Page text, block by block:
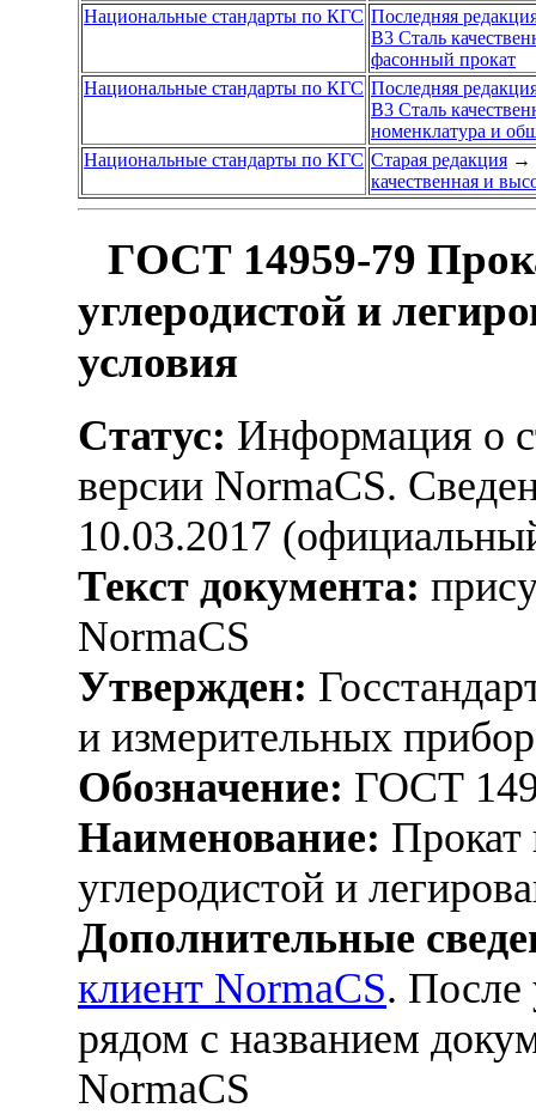
Национальные стандарты по КГС Последняя
В3 Сталь
фасонный прокат
Национальные стандарты по КГС Последняя
В3 Сталь
номенклатура и
Национальные стандарты по КГС Старая редакция →
качественная и
ГОСТ 14959-79
углеродистой и
условия
Статус: Информация о
версии NormaCS.
10.03.2017
Текст документа:
NormaCS
Утвержден:
и измерительных
Обозначение: ГОСТ
Наименование: Прокат
углеродистой и
Дополнительные
клиент NormaCS. После
рядом с названием
NormaCS